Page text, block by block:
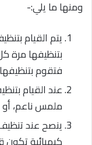
ومنها ما يلي:-
يتم القيام
بتنظيفها مرة
فتقوم
عند القيام
ملمس ناعم،
ينصح عند